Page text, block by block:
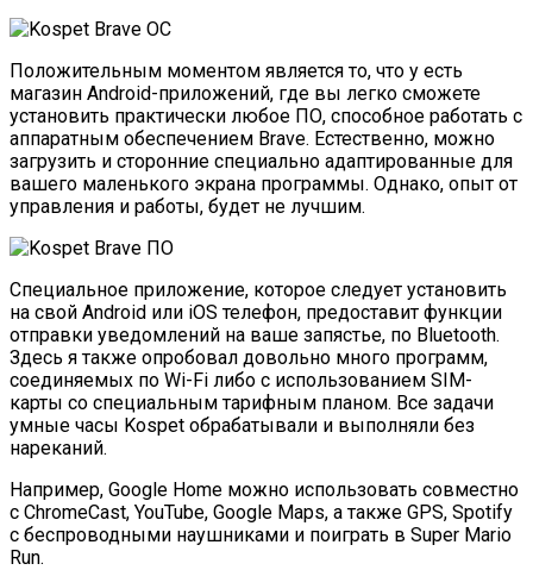
Положительным моментом является то, что у есть
магазин Android-приложений, где вы легко сможете
установить практически любое ПО, способное работать с
аппаратным обеспечением Brave. Естественно, можно
загрузить и сторонние специально адаптированные для
вашего маленького экрана программы. Однако, опыт от
управления и работы, будет не лучшим.
Специальное приложение, которое следует установить
на свой Android или iOS телефон, предоставит функции
отправки уведомлений на ваше запястье, по Bluetooth.
Здесь я также опробовал довольно много программ,
соединяемых по Wi-Fi либо с использованием SIM-
карты со специальным тарифным планом. Все задачи
умные часы Kospet обрабатывали и выполняли без
нареканий.
Например, Google Home можно использовать совместно
с ChromeCast, YouTube, Google Maps, а также GPS, Spotify
с беспроводными наушниками и поиграть в Super Mario
Run.